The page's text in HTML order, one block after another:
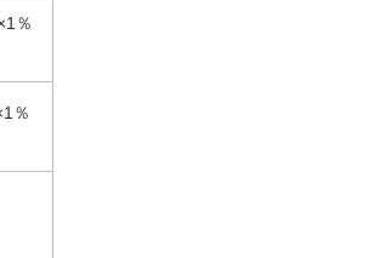
％
％